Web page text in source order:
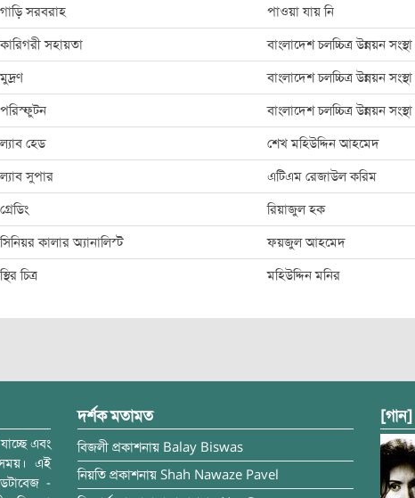
গাড়ি সরবরাহ পাওয়া যায় নি
কারিগরী সহায়তা বাংলাদেশ চলচ্চিত্র উন্নয়ন সংস্থা
মুদ্রণ বাংলাদেশ চলচ্চিত্র উন্নয়ন সংস্থা
পরিস্ফুটন বাংলাদেশ চলচ্চিত্র উন্নয়ন সংস্থা
ল্যাব হেড শেখ মহিউদ্দিন আহমেদ
ল্যাব সুপার এটিএম রেজাউল করিম
গ্রেডিং রিয়াজুল হক
সিনিয়র কালার অ্যানালিস্ট ফয়জুল আহমেদ
স্থির চিত্র মহিউদ্দিন মনির
এবং
সময়। এই
-
দর্শক মতামত
বিজলী প্রকাশনায় Balay Biswas
নিয়তি প্রকাশনায় Shah Nawaze Pavel
[গান]